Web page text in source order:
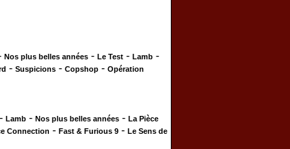
Nos plus belles années - Le Test - Lamb -
- Suspicions - Copshop - Opération
- Lamb - Nos plus belles années - La Pièce
Connection - Fast & Furious 9 - Le Sens de